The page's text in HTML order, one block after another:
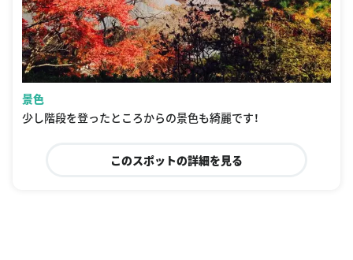
景色
少し階段を登ったところからの景色も綺麗です！
このスポットの詳細を見る